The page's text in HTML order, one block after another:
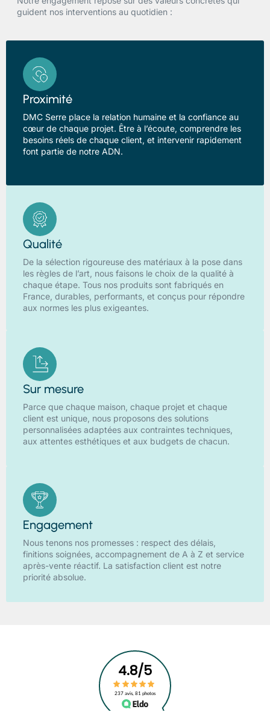
guident nos interventions au quotidien :
Proximité
DMC Serre place la relation humaine et la confiance au
cœur de chaque projet. Être à l’écoute, comprendre les
besoins réels de chaque client, et intervenir rapidement
font partie de notre ADN.
Qualité
De la sélection rigoureuse des matériaux à la pose dans
les règles de l’art, nous faisons le choix de la qualité à
chaque étape. Tous nos produits sont fabriqués en
France, durables, performants, et conçus pour répondre
aux normes les plus exigeantes.
Sur mesure
Parce que chaque maison, chaque projet et chaque
client est unique, nous proposons des solutions
personnalisées adaptées aux contraintes techniques,
aux attentes esthétiques et aux budgets de chacun.
Engagement
Nous tenons nos promesses : respect des délais,
finitions soignées, accompagnement de A à Z et service
après-vente réactif. La satisfaction client est notre
priorité absolue.